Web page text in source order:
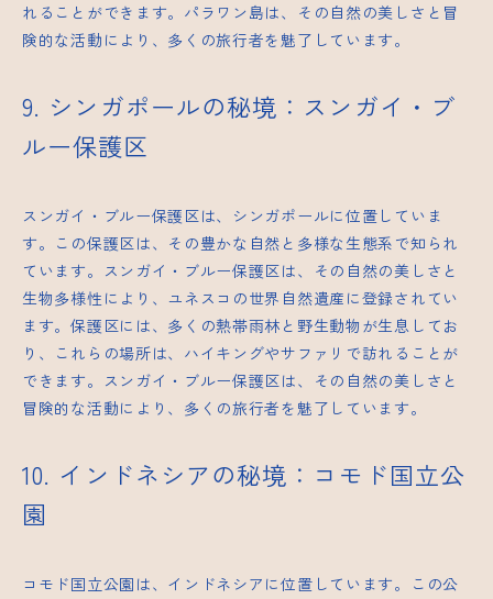
れることができます。パラワン島は、その自然の美しさと冒
険的な活動により、多くの旅行者を魅了しています。
9. シンガポールの秘境：スンガイ・ブ
ルー保護区
スンガイ・ブルー保護区は、シンガポールに位置していま
す。この保護区は、その豊かな自然と多様な生態系で知られ
ています。スンガイ・ブルー保護区は、その自然の美しさと
生物多様性により、ユネスコの世界自然遺産に登録されてい
ます。保護区には、多くの熱帯雨林と野生動物が生息してお
り、これらの場所は、ハイキングやサファリで訪れることが
できます。スンガイ・ブルー保護区は、その自然の美しさと
冒険的な活動により、多くの旅行者を魅了しています。
10. インドネシアの秘境：コモド国立公
園
コモド国立公園は、インドネシアに位置しています。この公